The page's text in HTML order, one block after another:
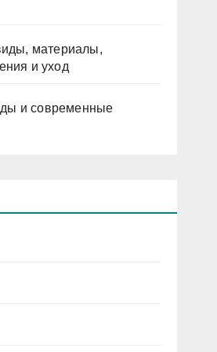
материалы,
и уход
и современные